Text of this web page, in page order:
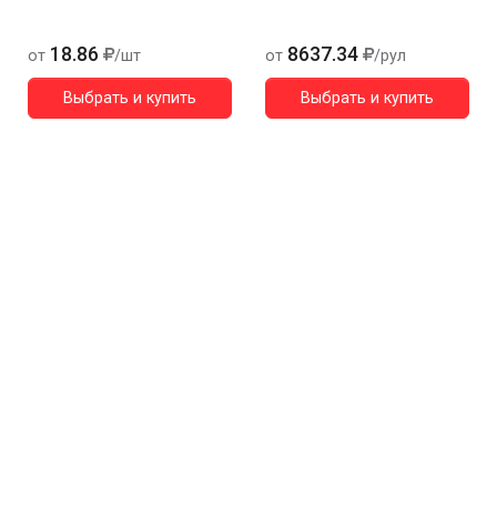
от 18.86 /шт
Выбрать и купить
от 8637.34 /рул
Выбрать и купить